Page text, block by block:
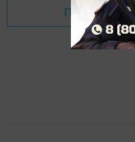
Перейти на